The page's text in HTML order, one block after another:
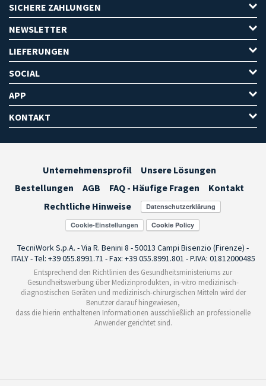
SICHERE ZAHLUNGEN
NEWSLETTER
LIEFERUNGEN
SOCIAL
APP
KONTAKT
Unternehmensprofil
Unsere Lösungen
Bestellungen
AGB FAQ - Häufige Fragen
Kontakt
Rechtliche Hinweise
Cookie-Einstellungen
TecniWork S.p.A. - Via R. Benini 8 - 50013 Campi Bisenzio (Firenze) -
ITALY - Tel: +39 055.8991.71 - Fax: +39 055.8991.801 - P.IVA: 01812000485
Entsprechend den Richtlinien des Gesundheitsministeriums zur
Gesundheitswerbung über Medizinprodukten, in-vitro medizinisch-
diagnostischen Geräten und medizinisch-chirurgischen Mitteln wird der
Benutzer darauf hingewiesen,
dass die hierin enthaltenen Informationen ausschließlich an professionelle
Anwender gerichtet sind.